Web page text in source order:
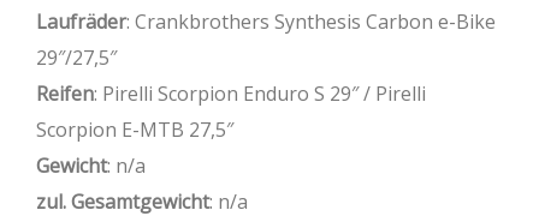
Laufräder: Crankbrothers Synthesis Carbon e-Bike
29″/27,5″
Reifen: Pirelli Scorpion Enduro S 29″ / Pirelli
Scorpion E-MTB 27,5″
Gewicht: n/a
zul. Gesamtgewicht: n/a